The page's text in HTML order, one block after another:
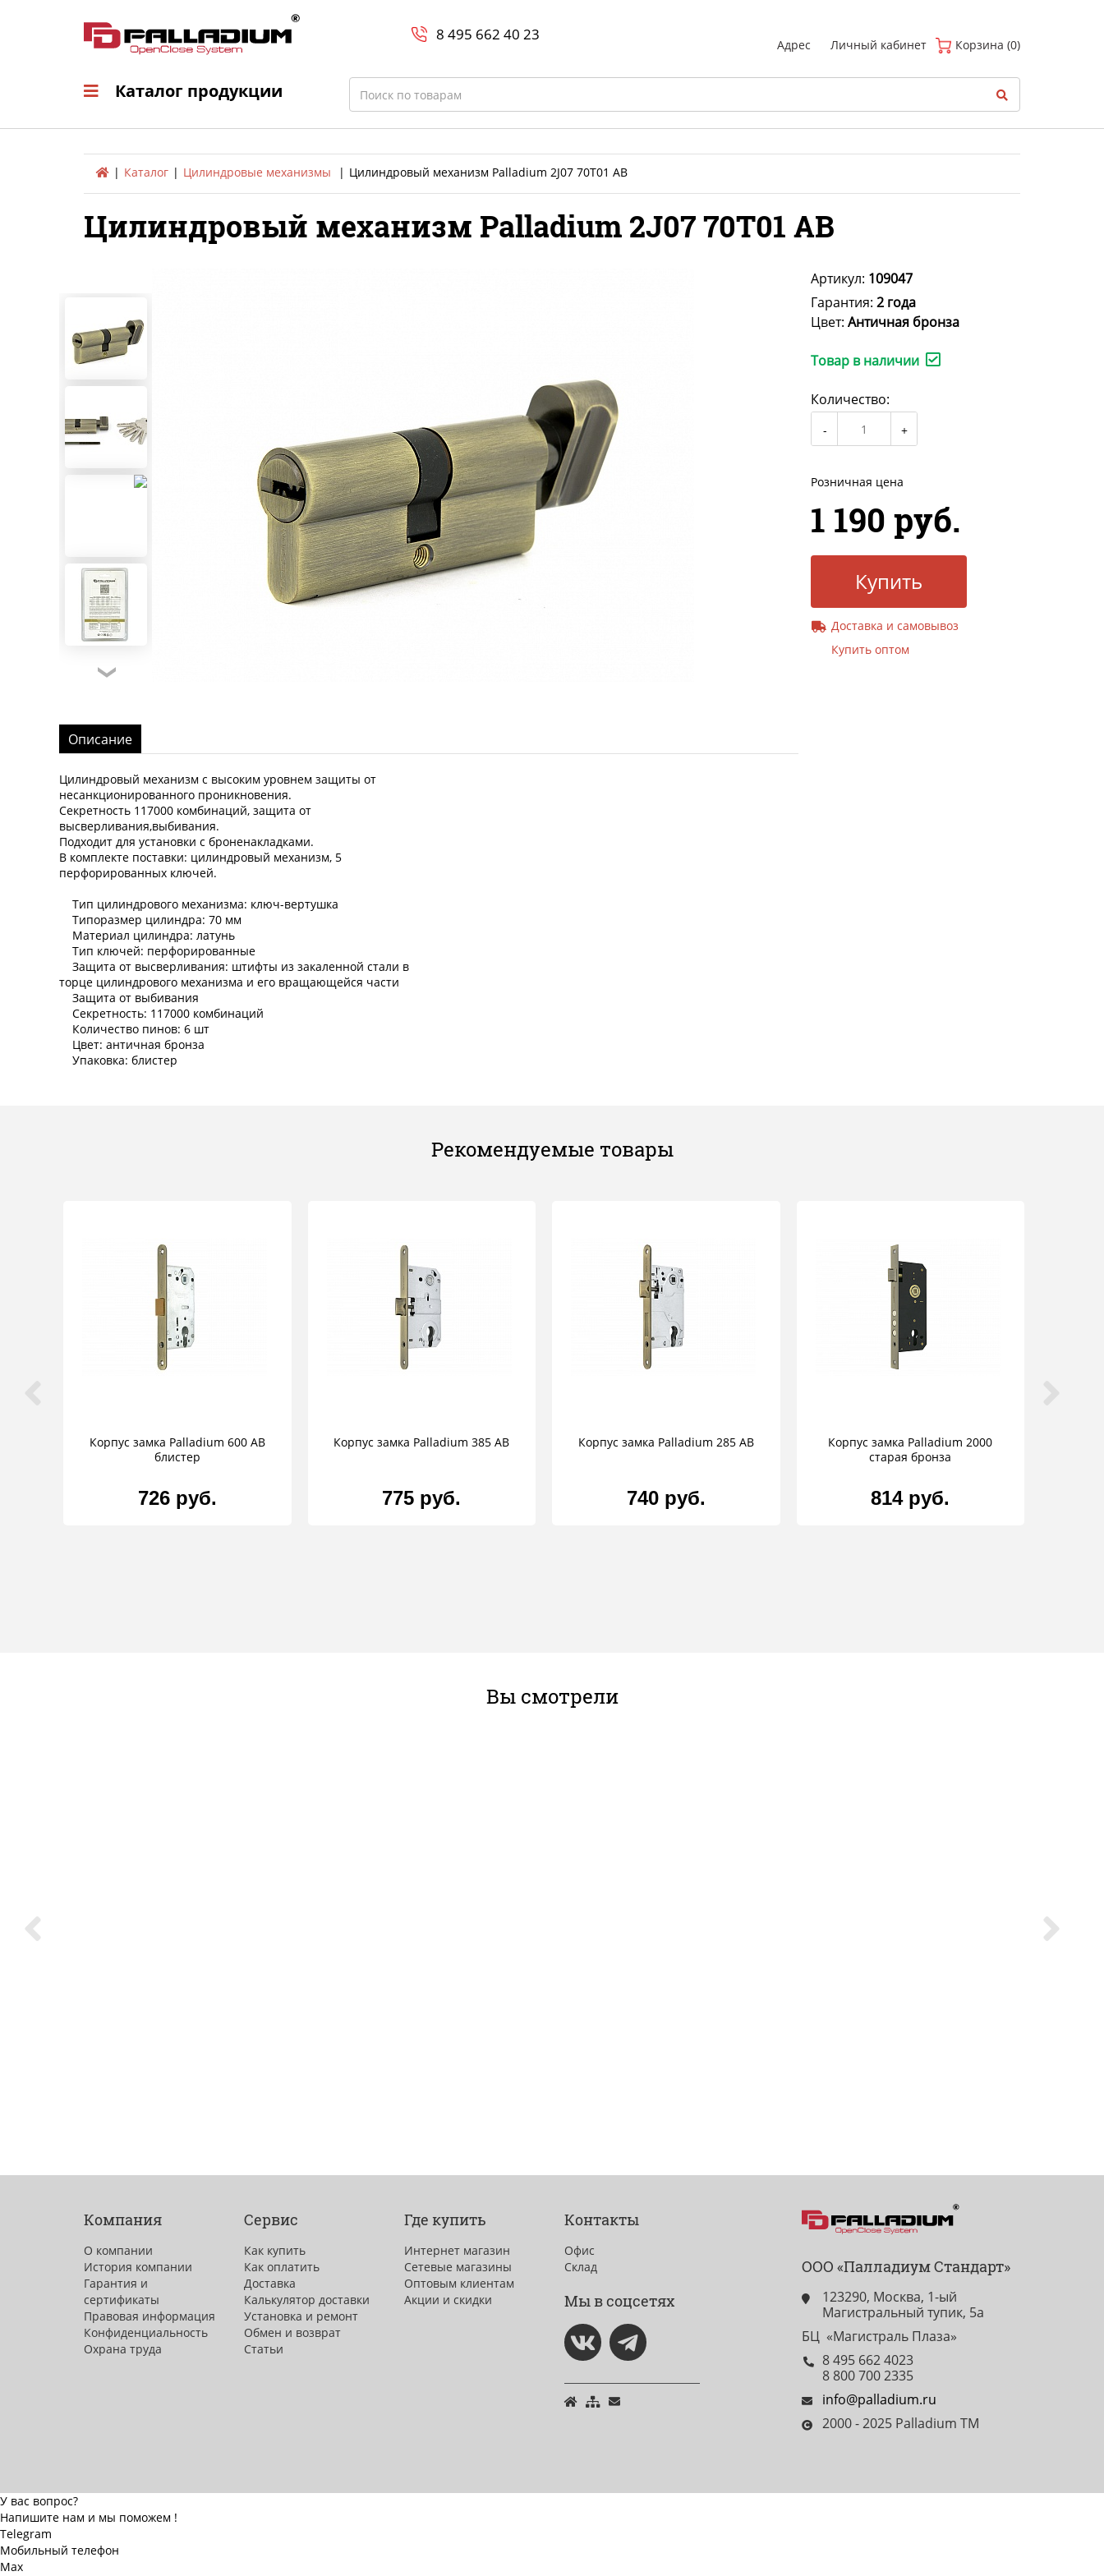
Каталог продукции 8 800-700-23-35
8 495 662 40 23
Адрес Личный кабинет Корзина (0)
Каталог продукции Search
Каталог Цилиндровые механизмы Цилиндровый механизм Palladium 2J07 70T01 AB
Цилиндровый механизм Palladium 2J07 70T01 AB
Артикул: 109047
Гарантия: 2 года
Цвет: Античная бронза
Товар в наличии
Количество:
Розничная цена
1 190 руб.
Купить
Доставка и самовывоз
Купить оптом
Описание
Цилиндровый механизм с высоким уровнем защиты от
несанкционированного проникновения.
Секретность 117000 комбинаций, защита от
высверливания,выбивания.
Подходит для установки с броненакладками.
В комплекте поставки: цилиндровый механизм, 5
перфорированных ключей.
Тип цилиндрового механизма: ключ-вертушка
Типоразмер цилиндра: 70 мм
Материал цилиндра: латунь
Тип ключей: перфорированные
Защита от высверливания: штифты из закаленной стали в
торце цилиндрового механизма и его вращающейся части
Защита от выбивания
Секретность: 117000 комбинаций
Количество пинов: 6 шт
Цвет: античная бронза
Упаковка: блистер
Рекомендуемые товары
Корпус замка Palladium 600 AB
блистер
726 руб.
Корпус замка Palladium 385 AB
775 руб.
Корпус замка Palladium 285 AB
740 руб.
Корпус замка Palladium 2000
старая бронза
814 руб.
Вы смотрели
Компания
О компании
История компании
Гарантия и
сертификаты
Правовая информация
Конфиденциальность
Охрана труда
Сервис
Как купить
Как оплатить
Доставка
Калькулятор доставки
Установка и ремонт
Обмен и возврат
Статьи
Где купить
Интернет магазин
Сетевые магазины
Оптовым клиентам
Акции и скидки
Контакты
Офис
Склад
Мы в соцсетях
ООО «Палладиум Стандарт»
123290, Москва, 1-ый
Магистральный тупик, 5а
БЦ «Магистраль Плаза»
8 495 662 4023
8 800 700 2335
info@palladium.ru
2000 - 2025 Palladium TM
У вас вопрос?
Напишите нам и мы поможем !
Telegram
Мобильный телефон
Max